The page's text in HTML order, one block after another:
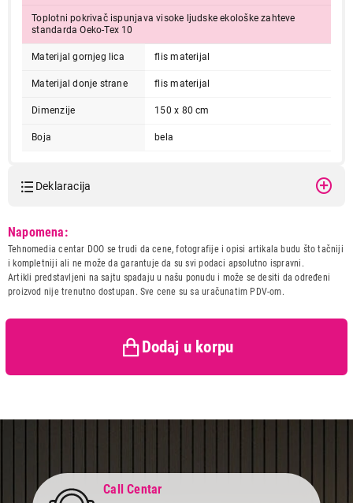
Toplotni pokrivač ispunjava visoke ljudske ekološke zahteve
standarda Oeko-Tex 10
Materijal gornjeg lica flis materijal
Materijal donje strane flis materijal
Dimenzije 150 x 80 cm
Boja bela
Deklaracija
Naziv i vrsta robe:
SPECIJALIZOVAN APARAT
Uvoznik:
Rapid a.d.
Zemlja porekla:
Kina
kupaca po osnovu zakona o
Napomena:
Tehnomedia centar DOO se trudi da cene, fotografije i opisi artikala budu što tačniji
i kompletniji ali ne može da garantuje da su svi podaci apsolutno ispravni.
Artikli predstavljeni na sajtu spadaju u našu ponudu i može se desiti da određeni
proizvod nije trenutno dostupan. Sve cene su sa uračunatim PDV-om.
Dodaj u korpu
4.599,00
SPECIJALIZOVANI APARATI
BEURER TS17
Proizvod je dodat u korpu.
Ukupno u korpi: 0,00
Call Centar